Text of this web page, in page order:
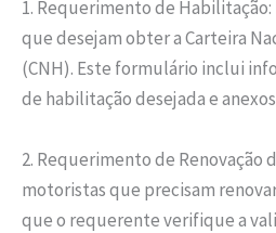
1. Requerimento de
que desejam obter a Carteira
(CNH). Este formulário inclui
de habilitação desejada e
2. Requerimento de Renovação
motoristas que precisam
que o requerente verifique a